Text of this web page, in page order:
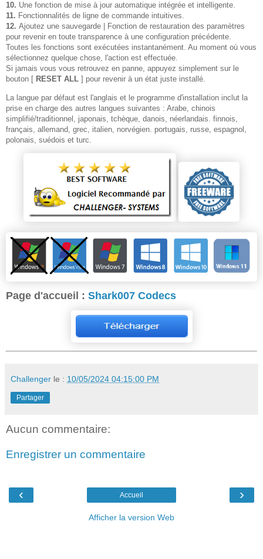
10. Une fonction de mise à jour automatique intégrée et intelligente.
11. Fonctionnalités de ligne de commande intuitives.
12. Ajoutez une sauvegarde | Fonction de restauration des paramètres
pour revenir en toute transparence à une configuration précédente.
Toutes les fonctions sont exécutées instantanément. Au moment où vous
sélectionnez quelque chose, l'action est effectuée.
Si jamais vous vous retrouvez en panne, appuyez simplement sur le
bouton [ RESET ALL ] pour revenir à un état juste installé.
La langue par défaut est l'anglais et le programme d'installation inclut la
prise en charge des autres langues suivantes : Arabe, chinois
simplifié/traditionnel, japonais, tchèque, danois, néerlandais. finnois,
français, allemand, grec, italien, norvégien. portugais, russe, espagnol,
polonais, suédois et turc.
Page d'accueil : Shark007 Codecs
Challenger le : 10/05/2024 04:15:00 PM
Partager
Aucun commentaire:
Enregistrer un commentaire
‹ ›
Accueil
Afficher la version Web